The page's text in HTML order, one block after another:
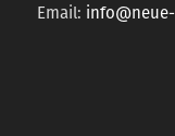
Email: